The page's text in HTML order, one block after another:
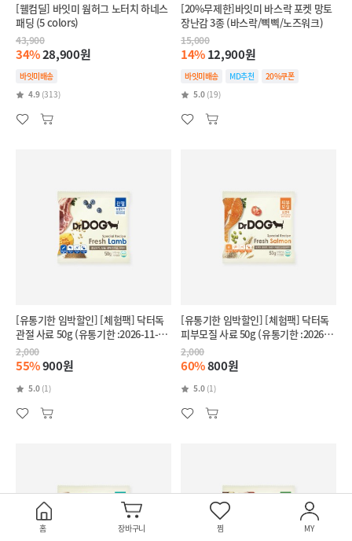
[웰컴딜] 바잇미 웜허그 노터치 하네스
패딩 (5 colors)
43,900
34%28,900원
바잇미배송
4.9 (313)
[20%무제한]바잇미 바스락 포켓 망토
장난감 3종 (바스락/삑삑/노즈워크)
15,000
14%12,900원
바잇미배송 MD추천
20%쿠폰
5.0 (19)
[유통기한 임박할인] [체험팩] 닥터독
관절 사료 50g (유통기한 :2026-11-
28)
2,000
55%900원
5.0 (1)
[유통기한 임박할인] [체험팩] 닥터독
피부모질 사료 50g (유통기한 :2026-
11-27)
2,000
60%800원
5.0 (1)
홈 장바구니 찜 MY